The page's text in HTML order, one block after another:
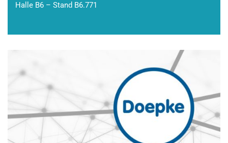
Halle B6 – Stand B6.771